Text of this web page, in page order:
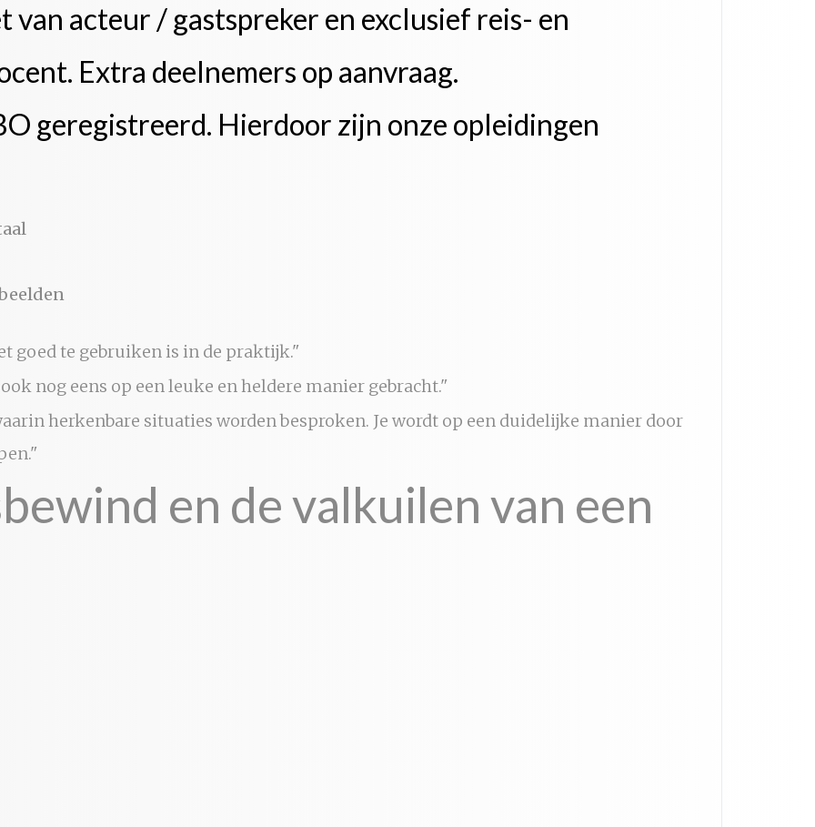
van acteur / gastspreker en exclusief reis- en
Extra deelnemers op aanvraag.​
geregistreerd. Hierdoor zijn onze opleidingen
goed te gebruiken is in de praktijk."
nog eens op een leuke en heldere manier gebracht."
herkenbare situaties worden besproken. Je wordt op een duidelijke manier door
en de valkuilen van een